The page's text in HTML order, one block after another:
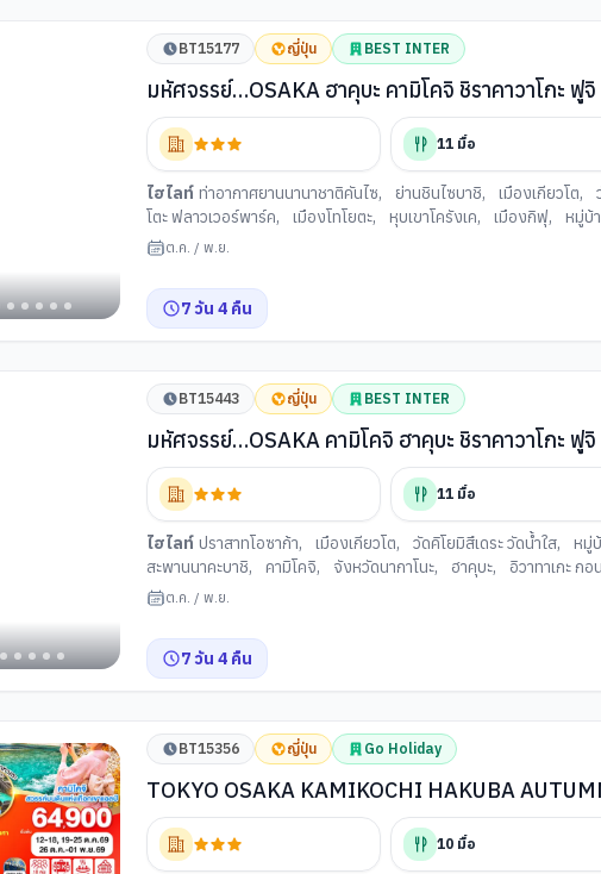
BT15177 ญี่ปุ่น BEST INTER
มหัศจรรย์…OSAKA ฮาคุบะ คามิโคจิ ชิราคาวาโกะ ฟูจิ
11 มื้อ
ไฮไลท์ ท่าอากาศยานนานาชาติคันไซ, ย่านชินไซบาชิ, เมืองเกียวโต,
โตะ ฟลาวเวอร์พาร์ค, เมืองโทโยตะ, หุบเขาโครังเค, เมืองกิฟุ, หมู่บ้
ตลาดเช้ามิยากาวะ
จังหวัดยามานาชิ,
ฮาเนดะ
ต.ค. / พ.ย.
7 วัน 4 คืน
BT15443 ญี่ปุ่น BEST INTER
มหัศจรรย์…OSAKA คามิโคจิ ฮาคุบะ ชิราคาวาโกะ ฟูจิ
11 มื้อ
ไฮไลท์ ปราสาทโอซาก้า, เมืองเกียวโต, วัดคิโยมิสึเดระ วัดน้ำใส, หมู่
สะพานนาคะบาชิ, คามิโคจิ, จังหวัดนากาโนะ, ฮาคุบะ, อิวาทาเกะ ก
โมโตะ, ฟาร์มแอปเปิ้ล
ต.ค. / พ.ย.
7 วัน 4 คืน
BT15356 ญี่ปุ่น Go Holiday
TOKYO OSAKA KAMIKOCHI HAKUBA
[TG]
10 มื้อ